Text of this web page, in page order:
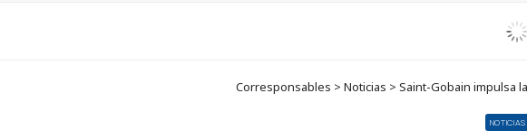
Corresponsables > Noticias > Saint-Gobain impulsa
NOTICIAS